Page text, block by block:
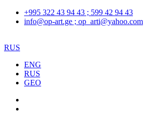
+995 322 43 94 43 ; 599 42 94 43
info@op-art.ge ; op_arti@yahoo.com
RUS
ENG
RUS
GEO